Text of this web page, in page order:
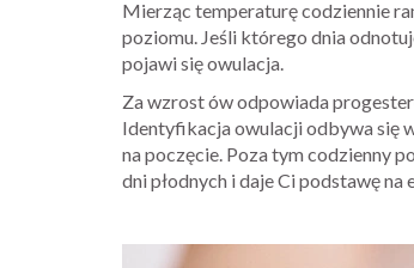
Mierząc temperaturę codziennie
poziomu. Jeśli którego dnia
pojawi się owulacja.
Za wzrost ów odpowiada
Identyfikacja owulacji odbywa się
na poczęcie. Poza tym codzienny
dni płodnych i daje Ci podstawę